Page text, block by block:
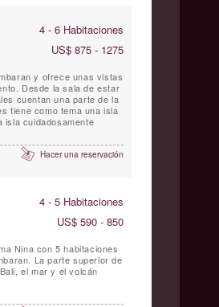
4 - 6 Habitaciones
US$ 875 - 1275
y ofrece unas vistas
Desde la sala de estar
cuentan una parte de la
tiene como tema una isla
isla cuidadosamente
Hacer una reservación
4 - 5 Habitaciones
US$ 590 - 850
Nina con 5 habitaciones
La parte superior de
el mar y el volcán